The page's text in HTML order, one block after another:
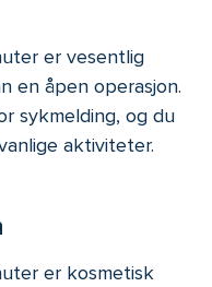
er vesentlig
en åpen operasjon.
sykmelding, og du
aktiviteter.
er kosmetisk